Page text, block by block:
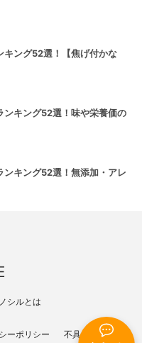
キング52選！【焦げ付かな
ンキング52選！味や栄養価の
ンキング52選！無添加・アレ
シルとは
ーポリシー 不具合報告